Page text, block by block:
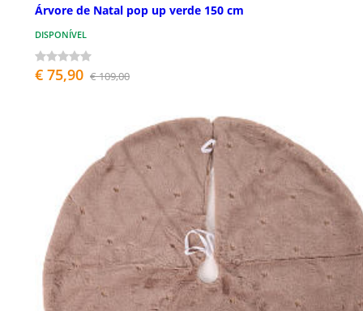
Árvore de Natal pop up verde 150 cm
DISPONÍVEL
€ 75,90 € 109,00